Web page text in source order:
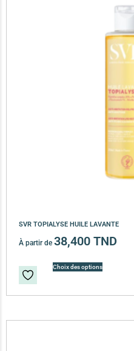
SVR TOPIALYSE HUILE LAVANTE
À partir de 38,400 TND
Choix des options